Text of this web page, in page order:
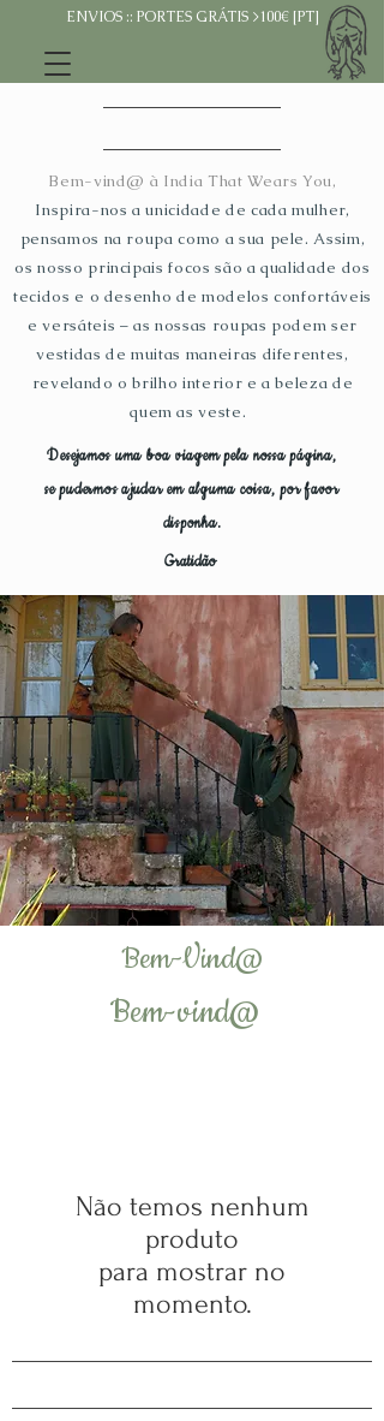
ENVIOS :: PORTES GRÁTIS >100€ [PT]
Bem-vind@ à India That Wears You,
Inspira-nos a unicidade de cada mulher,
pensamos na roupa como a sua pele. Assim,
os nosso principais focos são a qualidade dos
tecidos e o desenho de modelos confortáveis
e versáteis – as nossas roupas podem ser
vestidas de muitas maneiras diferentes,
revelando o brilho interior e a beleza de
quem as veste.
Desejamos uma boa viagem pela nossa página,
se pudermos ajudar em alguma coisa, por favor
disponha.
Gratidão
Bem-Vind@
Bem-vind@
Não temos nenhum
produto
para mostrar no
momento.